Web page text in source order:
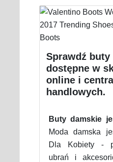
Sprawdź buty
dostępne w
online i
handlowych.
Buty damskie
Moda damska
Dla Kobiety -
ubrań i